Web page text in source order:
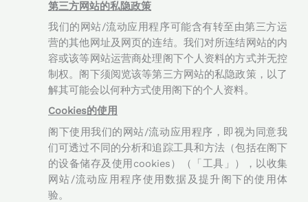
第三方网站的私隐政策
我们的网站/流动应用程序可能含有转至由第三方运
营的其他网址及网页的连结。我们对所连结网站的内
容或该等网站运营商处理阁下个人资料的方式并无控
制权。阁下须阅览该等第三方网站的私隐政策，以了
解其可能会以何种方式使用阁下的个人资料。
Cookies的使用
阁下使用我们的网站/流动应用程序，即视为同意我
们可透过不同的分析和追踪工具和方法（包括在阁下
的设备储存及使用cookies）（「工具」），以收集
网站/流动应用程序使用数据及提升阁下的使用体
验。